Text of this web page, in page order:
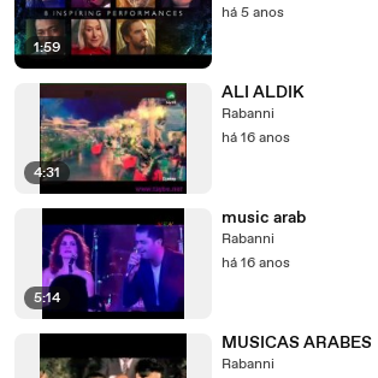
1:59
há 5 anos
4:31
ALI ALDIK
Rabanni
há 16 anos
5:14
music arab
Rabanni
há 16 anos
MUSICAS ARABES
Rabanni